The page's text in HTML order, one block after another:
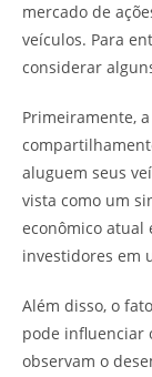
mercado de
veículos. Para
considerar
Primeiramente,
aluguem seus
vista como um
econômico atual
investidores em
Além disso, o
pode influenciar
observam o